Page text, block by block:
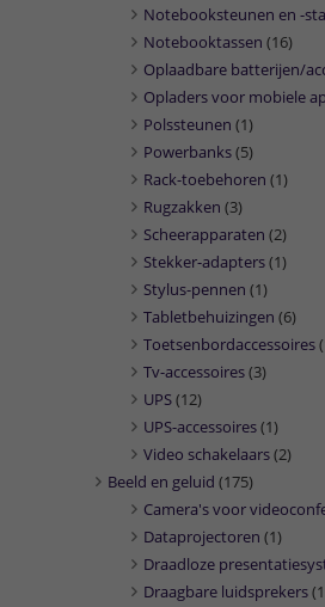
Notebooksteunen en -
Notebooktassen (16)
Oplaadbare batterijen/
Opladers voor mobiele
Polssteunen (1)
Powerbanks(5)
Rack-toebehoren (1)
Rugzakken (3)
Scheerapparaten (2)
Stekker-adapters(1)
Stylus-pennen (1)
Tabletbehuizingen (6)
Toetsenbordaccessoires
Tv-accessoires(3)
UPS(12)
UPS-accessoires(1)
Video schakelaars(2)
Beeld en geluid (175)
Camera's voor
Dataprojectoren (1)
Draadloze
Draagbare luidsprekers